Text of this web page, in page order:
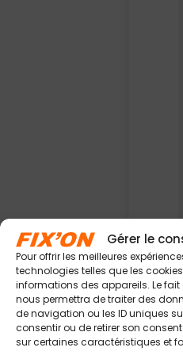
Gérer le
Pour offrir les meilleures
technologies telles que les
informations des appareils. Le
nous permettra de traiter des
de navigation ou les ID uniques
consentir ou de retirer son
sur certaines caractéristiques et